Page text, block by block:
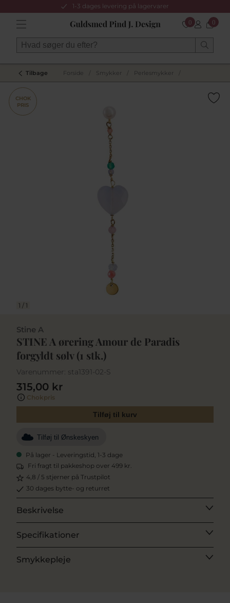
1-3 dages levering på lagervarer
0 0
Tilbage Forside Smykker Perlesmykker
CHOK
PRIS
1 / 1
Stine A
STINE A ørering Amour de Paradis
forgyldt sølv (1 stk.)
Varenummer: sta1391-02-S
315,00 kr
Chokpris
Tilføj til kurv
Tilføj til Ønskeskyen
På lager - Leveringstid, 1-3 dage
Fri fragt til pakkeshop over 499 kr.
4,8 / 5 stjerner på Trustpilot
30 dages bytte- og returret
Beskrivelse
Specifikationer
Smykkepleje